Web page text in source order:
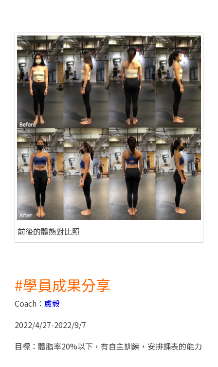
前後的體態對比照
#學員成果分享
Coach： 盧毅
2022/4/27-2022/9/7
目標：體脂率20%以下，有自主訓練，安排課表的能力